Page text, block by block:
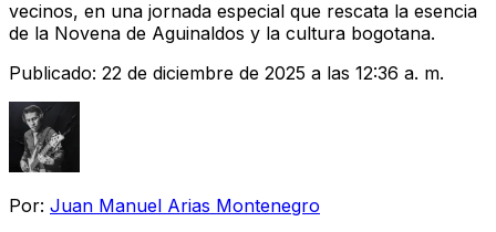
vecinos, en una jornada especial que rescata la esencia
de la Novena de Aguinaldos y la cultura bogotana.
Publicado: 22 de diciembre de 2025 a las 12:36 a. m.
Por: Juan Manuel Arias Montenegro